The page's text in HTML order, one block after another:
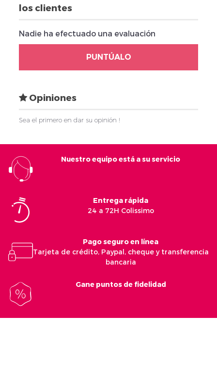
los clientes
Nadie ha efectuado una evaluación
PUNTÚALO
Opiniones
Sea el primero en dar su opinión !
Nuestro equipo está a su servicio
Entrega rápida
24 a 72H Colissimo
Pago seguro en línea
Tarjeta de crédito, Paypal, cheque y transferencia
bancaria
Gane puntos de fidelidad